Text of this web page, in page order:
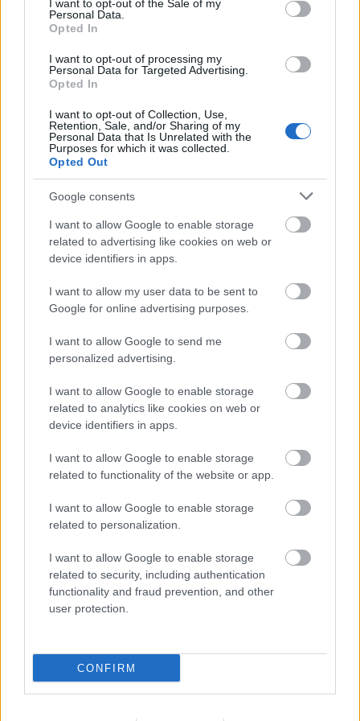
I want to opt-out of the Sale of my
Personal Data.
Opted In
I want to opt-out of processing my
Personal Data for Targeted Advertising.
Opted In
I want to opt-out of Collection, Use,
Retention, Sale, and/or Sharing of my
Personal Data that Is Unrelated with the
Purposes for which it was collected.
Opted Out
Google consents
I want to allow Google to enable storage
related to advertising like cookies on web or
device identifiers in apps.
I want to allow my user data to be sent to
Google for online advertising purposes.
I want to allow Google to send me
personalized advertising.
I want to allow Google to enable storage
related to analytics like cookies on web or
device identifiers in apps.
I want to allow Google to enable storage
related to functionality of the website or app.
I want to allow Google to enable storage
related to personalization.
I want to allow Google to enable storage
related to security, including authentication
functionality and fraud prevention, and other
user protection.
CONFIRM
ΑΣΕΠ: Πιστοποίηση Αγγλικών σε
ΑΣΕΠ: Εξ αποστάσεως η πιο Εύκολη
Πιστοποίηση Υπολογιστών σε 2
μέρες
Μάθε πρώτος όλες τις σημαντικές
Βάλε το proson.gr στα αποτελέσματα
αναζήτησης της Google
Δημοφιλείς Ειδήσεις
Αυτό το επίδομα δίνει 300 ευρώ - Δεν
χρειάζεται αίτηση
Τουρισμός για Όλους 2026: Voucher
έως 600 ευρώ - Ποια ΑΦΜ παίρνουν